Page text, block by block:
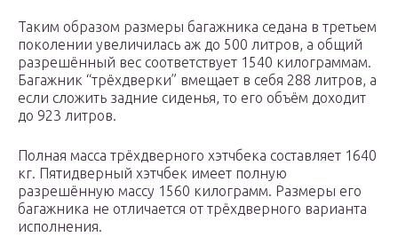
Таким образом размеры багажника седана в третьем
поколении увеличилась аж до 500 литров, а общий
разрешённый вес соответствует 1540 килограммам.
Багажник “трёхдверки” вмещает в себя 288 литров, а
если сложить задние сиденья, то его объём доходит
до 923 литров.
Полная масса трёхдверного хэтчбека составляет 1640
кг. Пятидверный хэтчбек имеет полную
разрешённую массу 1560 килограмм. Размеры его
багажника не отличается от трёхдверного варианта
исполнения.